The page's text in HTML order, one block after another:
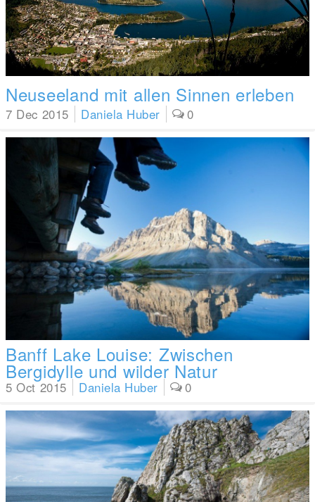
7 Dec 2015 Daniela Huber 0
Neuseeland mit allen Sinnen erleben
5 Oct 2015 Daniela Huber 0
Banff Lake Louise: Zwischen
Bergidylle und wilder Natur